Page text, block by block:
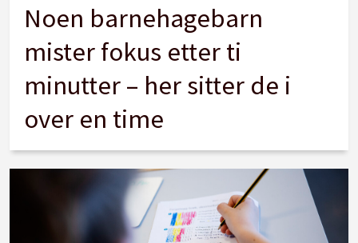
Noen barnehagebarn
mister fokus etter ti
minutter – her sitter de i
over en time